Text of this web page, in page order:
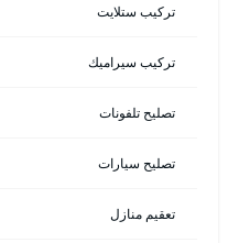
تركيب ستلايت
تركيب سيراميك
تصليح تلفونات
تصليح سيارات
تعقيم منازل